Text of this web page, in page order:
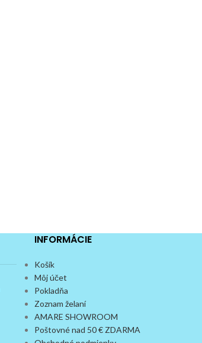
INFORMÁCIE
Košík
Môj účet
Pokladňa
Zoznam želaní
AMARE SHOWROOM
Poštovné nad 50 € ZDARMA